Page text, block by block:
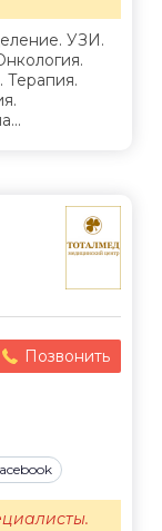
УЗИ.
Позвонить